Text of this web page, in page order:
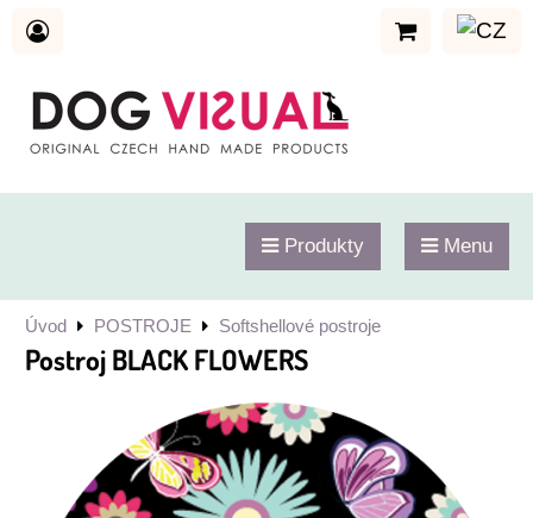
Produkty Menu
Úvod POSTROJE Softshellové postroje
Postroj BLACK FLOWERS